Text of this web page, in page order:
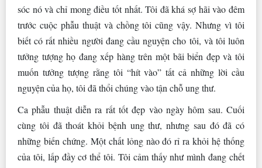
sóc nó và chỉ mong điều tốt nhất. Tôi đã khá sợ hãi vào đêm
trước cuộc phẫu thuật và chồng tôi cũng vậy. Nhưng vì tôi
biết có rất nhiều người đang cầu nguyện cho tôi, và tôi luôn
tưởng tượng họ đang xếp hàng trên một bãi biển đẹp và tôi
muốn tưởng tượng rằng tôi “hít vào” tất cả những lời cầu
nguyện của họ, tôi đã thổi chúng vào tận chỗ ung thư.
Ca phẫu thuật diễn ra rất tốt đẹp vào ngày hôm sau. Cuối
cùng tôi đã thoát khỏi bệnh ung thư, nhưng sau đó đã có
những biến chứng. Một chất lỏng nào đó rỉ ra khỏi hệ thống
của tôi, lấp đầy cơ thể tôi. Tôi cảm thấy như mình đang chết